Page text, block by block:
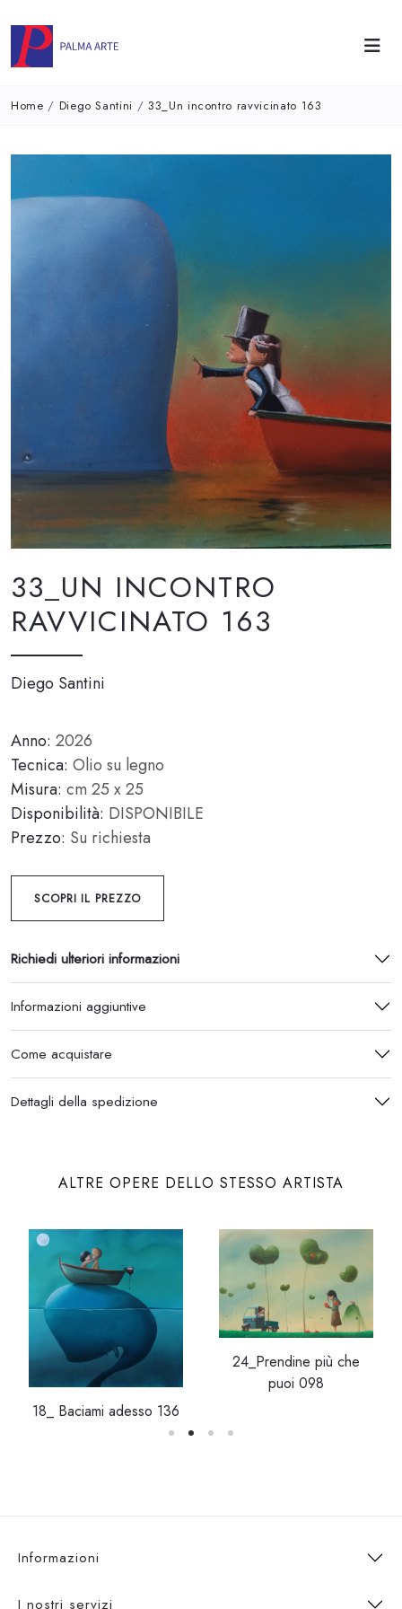
Home / Diego Santini / 33_Un incontro ravvicinato 163
33_UN INCONTRO
RAVVICINATO 163
Diego Santini
Anno: 2026
Tecnica: Olio su legno
Misura: cm 25 x 25
Disponibilità: DISPONIBILE
Prezzo: Su richiesta
SCOPRI IL PREZZO
Richiedi ulteriori informazioni
Informazioni aggiuntive
Come acquistare
Dettagli della spedizione
ALTRE OPERE DELLO STESSO ARTISTA
18_ Baciami adesso 136
24_Prendine più che
puoi 098
Informazioni
I nostri servizi